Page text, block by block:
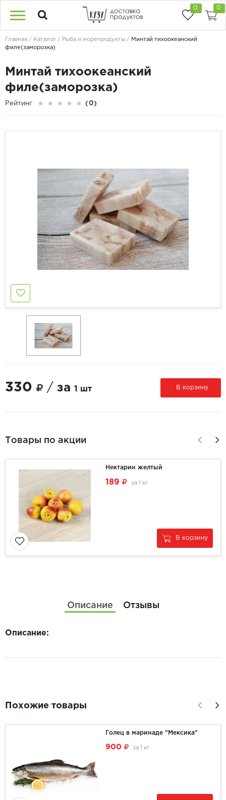
0 0
Главная Каталог Рыба и морепродукты
Минтай тихоокеанский
филе(заморозка)
Минтай тихоокеанский
филе(заморозка)
Рейтинг (0)
330 / за 1 шт В корзину
Товары по акции
Нектарин желтый
189 за 1 кг
В корзину
Описание Отзывы
Описание:
Похожие товары
Голец в маринаде "Мексика"
900 за 1 кг